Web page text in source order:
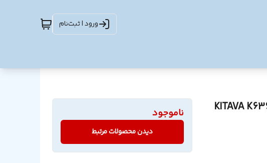
ورود | ثبت‌نام
ناموجود
دیدن محصولات مرتبط